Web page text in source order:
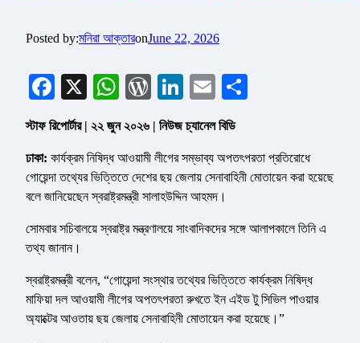
Posted by:মনিরা আক্তারonJune 22, 2026
Facebook
X WhatsApp
WordPress
LinkedIn
Email
স্টাফ রিপোর্টার | ২২ জুন ২০২৬ | নিউজ চ্যানেল বিডি
ঢাকা: কার্যক্রম নিষিদ্ধ আওয়ামী লীগের সম্ভাব্য অপতৎপরতা প্রতিরোধে
গোয়েন্দা তথ্যের ভিত্তিতে দেশের ছয় জেলায় সেনাবাহিনী মোতায়েন করা হয়েছে
বলে জানিয়েছেন স্বরাষ্ট্রমন্ত্রী সালাহউদ্দিন আহমদ।
সোমবার সচিবালয়ে স্বরাষ্ট্র মন্ত্রণালয়ে সাংবাদিকদের সঙ্গে আলাপকালে তিনি এ
তথ্য জানান।
স্বরাষ্ট্রমন্ত্রী বলেন, “গোয়েন্দা সংস্থার তথ্যের ভিত্তিতে কার্যক্রম নিষিদ্ধ
মাফিয়া দল আওয়ামী লীগের অপতৎপরতা রুখতে ইন এইড টু সিভিল পাওয়ার
অ্যাক্টের আওতায় ছয় জেলায় সেনাবাহিনী মোতায়েন করা হয়েছে।”